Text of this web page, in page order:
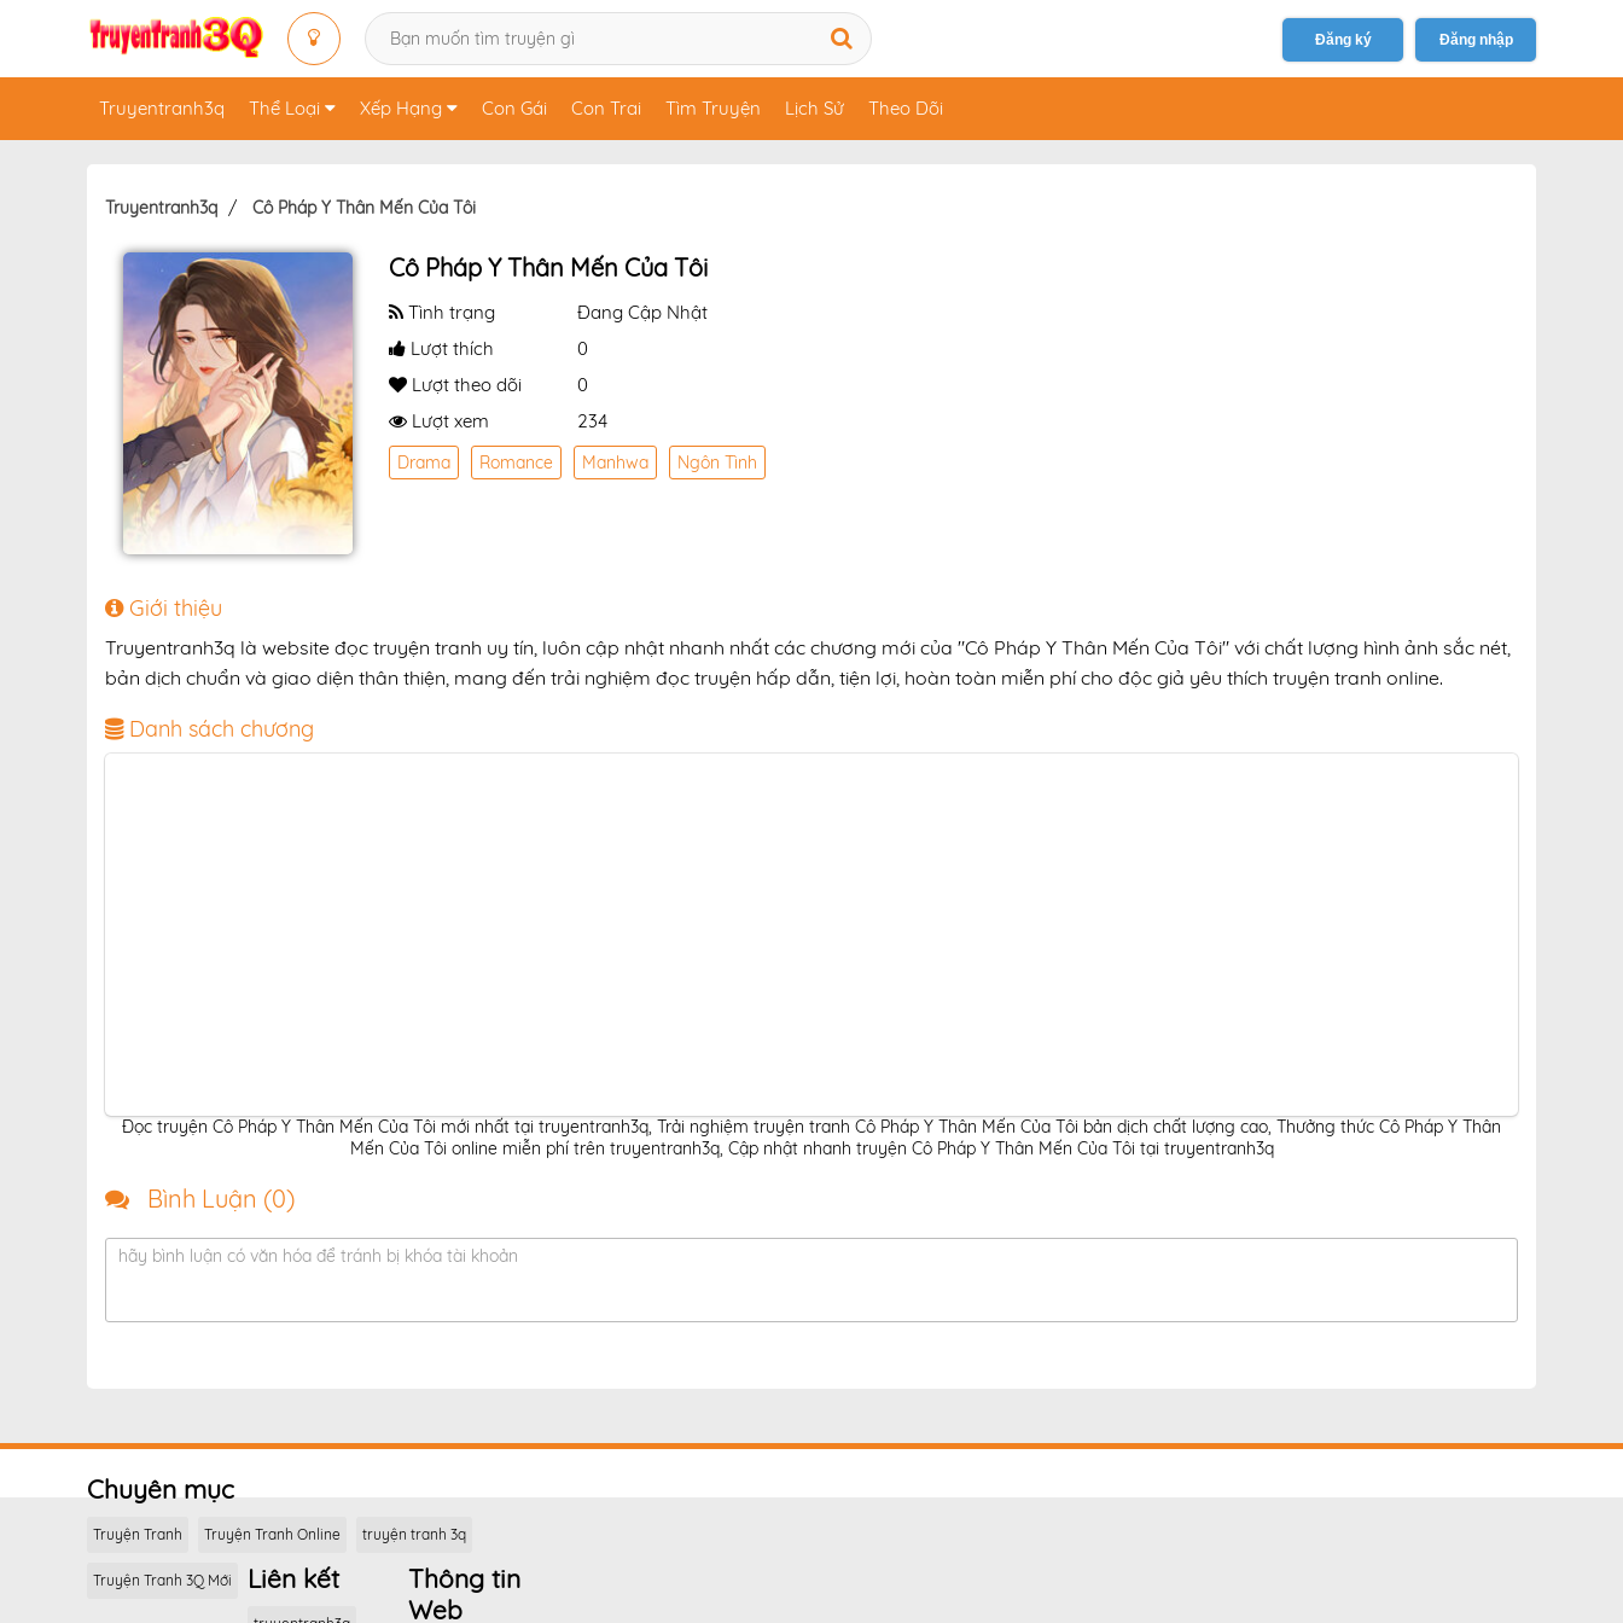
Đăng ký Đăng nhập
Truyentranh3q Thể Loại Xếp Hạng Con Gái Con Trai Tìm Truyện Lịch Sử Theo Dõi
Truyentranh3q Cô Pháp Y Thân Mến Của Tôi
Cô Pháp Y Thân Mến Của Tôi
Tình trạng
Đang Cập Nhật
Lượt thích
0
Lượt theo dõi
0
Lượt xem
234
Drama Romance Manhwa Ngôn Tình
Giới thiệu
Truyentranh3q là website đọc truyện tranh uy tín, luôn cập nhật nhanh nhất các chương mới của "Cô Pháp Y Thân Mến Của Tôi" với chất lượng hình ảnh sắc nét,
bản dịch chuẩn và giao diện thân thiện, mang đến trải nghiệm đọc truyện hấp dẫn, tiện lợi, hoàn toàn miễn phí cho độc giả yêu thích truyện tranh online.
Danh sách chương
Đọc truyện Cô Pháp Y Thân Mến Của Tôi mới nhất tại truyentranh3q, Trải nghiệm truyện tranh Cô Pháp Y Thân Mến Của Tôi bản dịch chất lượng cao, Thưởng thức Cô Pháp Y Thân
Mến Của Tôi online miễn phí trên truyentranh3q, Cập nhật nhanh truyện Cô Pháp Y Thân Mến Của Tôi tại truyentranh3q
Bình Luận (0)
hãy bình luận có văn hóa để tránh bị khóa tài khoản
Chuyên mục
Truyện Tranh Truyện Tranh Online truyện tranh 3q
Truyện Tranh 3Q Mới Liên kết
Thông tin
Web